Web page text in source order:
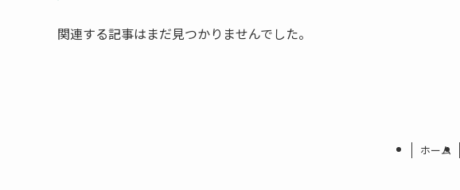
関連する記事はまだ見つかりませんでした。
ホーム